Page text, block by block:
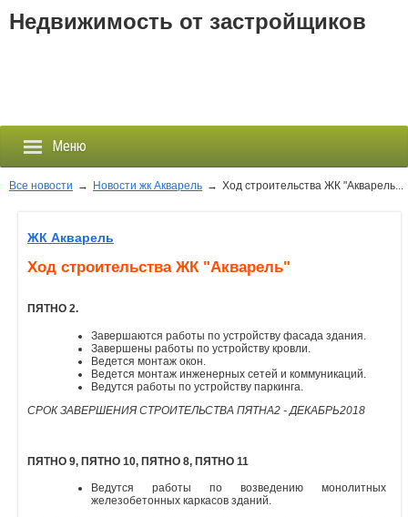
Недвижимость от застройщиков
Меню
Застройщики
Новостройки
Новости
Все новости → Новости жк Акварель → Ход строительства ЖК "Акварель...
ЖК Акварель
Ход строительства ЖК "Акварель"
ПЯТНО 2.
Завершаются работы по устройству фасада здания.
Завершены работы по устройству кровли.
Ведется монтаж окон.
Ведется монтаж инженерных сетей и коммуникаций.
Ведутся работы по устройству паркинга.
СРОК ЗАВЕРШЕНИЯ СТРОИТЕЛЬСТВА ПЯТНА2 - ДЕКАБРЬ2018
ПЯТНО 9, ПЯТНО 10, ПЯТНО 8, ПЯТНО 11
Ведутся работы по возведению монолитных
железобетонных каркасов зданий.